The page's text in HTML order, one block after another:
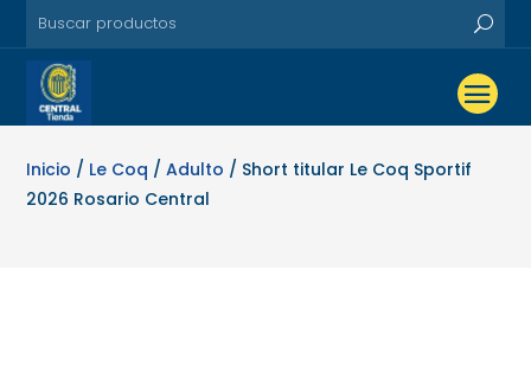
Inicio / Le Coq /Adulto / Short titular Le Coq Sportif
2026 Rosario Central